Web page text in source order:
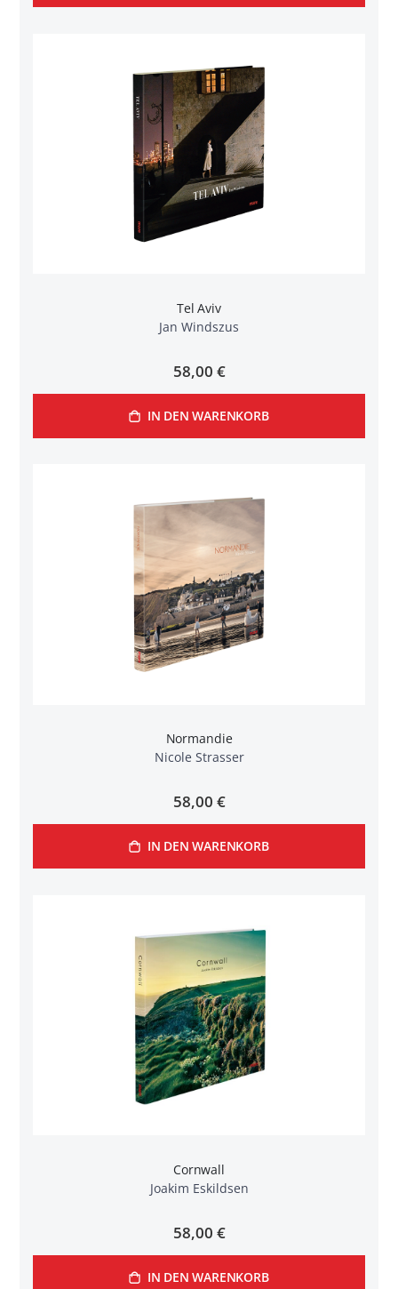
Tel Aviv
Jan Windszus
58,00 €
IN DEN WARENKORB
Normandie
Nicole Strasser
58,00 €
IN DEN WARENKORB
Cornwall
Joakim Eskildsen
58,00 €
IN DEN WARENKORB